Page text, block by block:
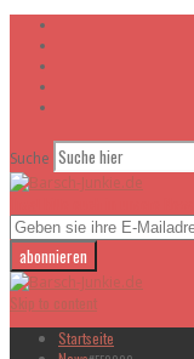
Suche
Skip to content
Startseite